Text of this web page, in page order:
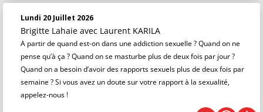
Lundi 20 Juillet 2026
Brigitte Lahaie avec Laurent KARILA
A partir de quand est-on dans une addiction sexuelle ? Quand on ne
pense qu’à ça ? Quand on se masturbe plus de deux fois par jour ?
Quand on a besoin d’avoir des rapports sexuels plus de deux fois par
semaine ? Si vous avez un doute sur votre rapport à la sexualité,
appelez-nous !